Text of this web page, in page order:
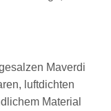
Maverdi
luftdichten
Material